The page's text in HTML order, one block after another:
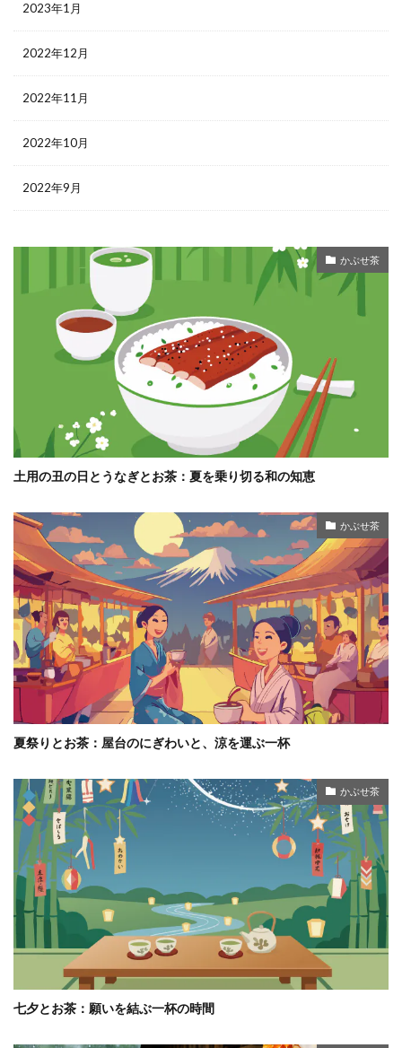
2023年1月
2022年12月
2022年11月
2022年10月
2022年9月
かぶせ茶
土用の丑の日とうなぎとお茶：夏を乗り切る和の知恵
かぶせ茶
夏祭りとお茶：屋台のにぎわいと、涼を運ぶ一杯
かぶせ茶
七夕とお茶：願いを結ぶ一杯の時間